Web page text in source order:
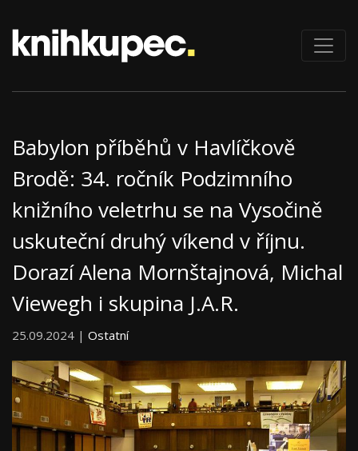
Babylon příběhů v Havlíčkově
Brodě: 34. ročník Podzimního
knižního veletrhu se na Vysočině
uskuteční druhý víkend v říjnu.
Dorazí Alena Mornštajnová, Michal
Viewegh i skupina J.A.R.
25.09.2024 | Ostatní